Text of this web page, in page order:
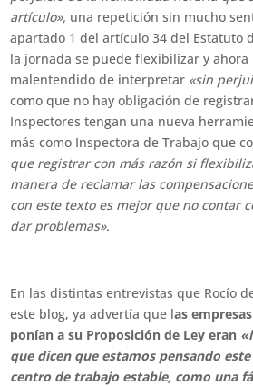
artículo», una repetición sin mucho
apartado 1 del artículo 34 del Estatuto
la jornada se puede flexibilizar y
malentendido de interpretar «sin
como que no hay obligación de
Inspectores tengan una nueva
más como Inspectora de Trabajo que
que registrar con más razón si
manera de reclamar las
con este texto es mejor que no contar
dar problemas».
En las distintas entrevistas que Rocío
este blog, ya advertía que las
ponían a su Proposición de Ley eran
que dicen que estamos pensando
centro de trabajo estable, como una